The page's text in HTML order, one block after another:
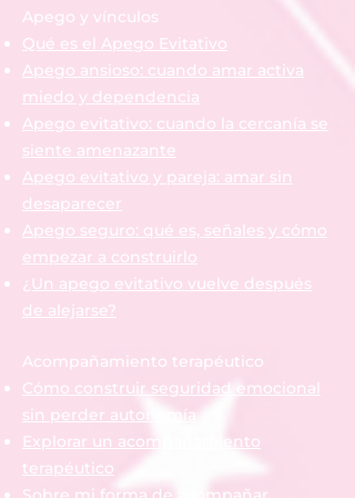
Apego y vínculos
Qué es el Apego Evitativo
Apego ansioso: cuando amar activa
miedo y dependencia
Apego evitativo: cuando la cercanía se
siente amenazante
Apego evitativo y pareja: amar sin
desaparecer
Apego seguro: qué es, señales y cómo
empezar a construirlo
¿Un apego evitativo vuelve después
de alejarse?
Acompañamiento terapéutico
Cómo construir seguridad emocional
sin perder autonomía
Explorar un acompañamiento
terapéutico